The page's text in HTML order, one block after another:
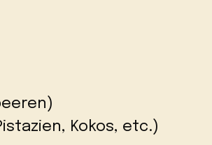
Kokos, etc.)